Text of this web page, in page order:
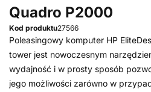
Quadro P2000
Kod produktu27566
Poleasingowy komputer HP
tower jest nowoczesnym
wydajność i w prosty sposób
jego możliwości zarówno w